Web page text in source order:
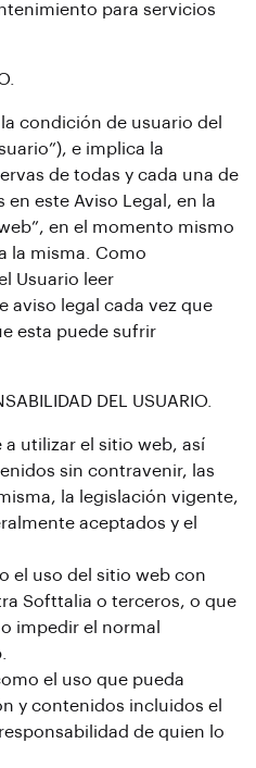
para servicios
condición de usuario del
e implica la
de todas y cada una de
en este Aviso Legal, en la
en el momento mismo
la misma. Como
Usuario leer
aviso legal cada vez que
esta puede sufrir
DEL USUARIO.
utilizar el sitio web, así
sin contravenir, las
la legislación vigente,
aceptados y el
el uso del sitio web con
Softtalia o terceros, o que
impedir el normal
el uso que pueda
y contenidos incluidos el
de quien lo